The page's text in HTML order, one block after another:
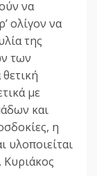
να
ολίγον να
της
των
με
και
η
υλοποιείται
Κυριάκος